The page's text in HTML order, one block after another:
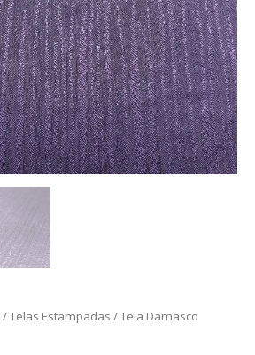
/Telas Estampadas / Tela Damasco